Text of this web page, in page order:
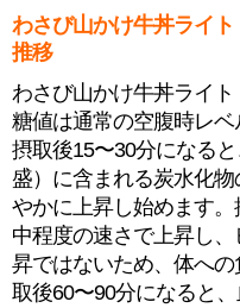
わさび山かけ牛丼ライ
推移
わさび山かけ牛丼ライ
糖値は通常の空腹時レベ
摂取後15〜30分になる
盛）に含まれる炭水化
やかに上昇し始めます
中程度の速さで上昇し
昇ではないため、体へ
取後60〜90分になると